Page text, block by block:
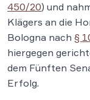
450/20) und
Klägers an die
Bologna nach §
hiergegen
dem Fünften
Erfolg.